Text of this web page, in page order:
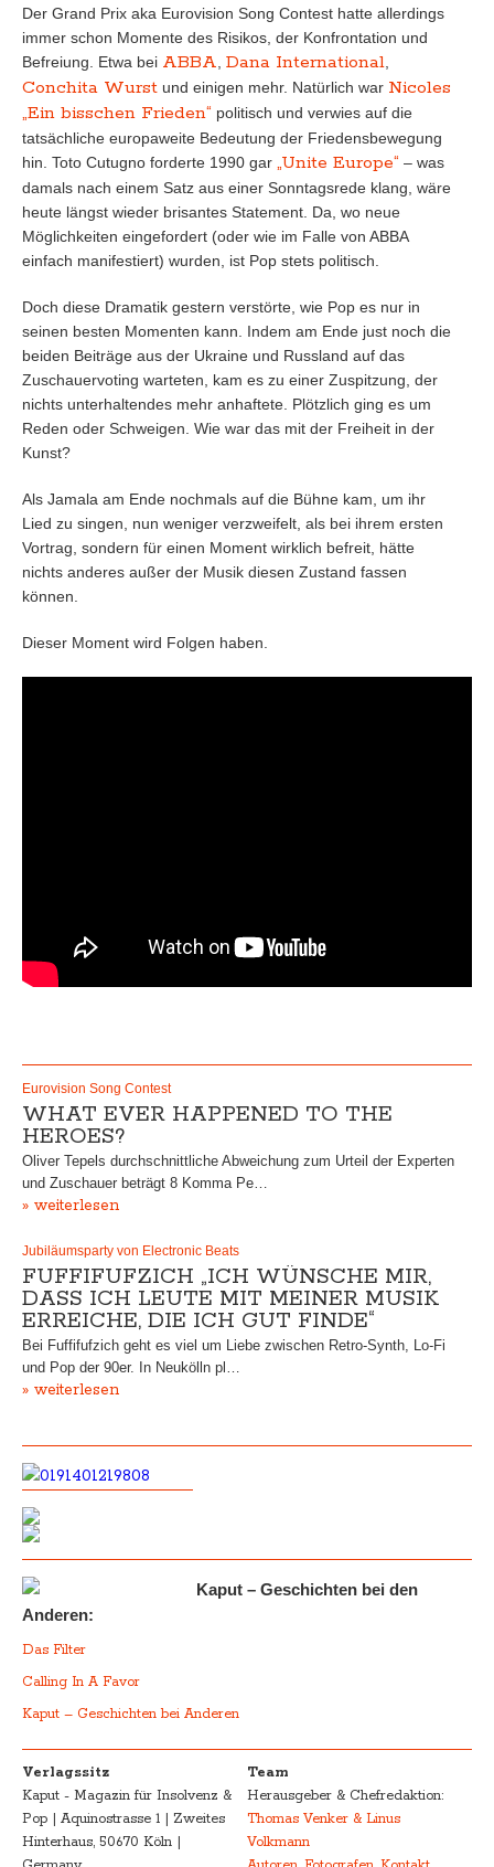
Der Grand Prix aka Eurovision Song Contest hatte allerdings
immer schon Momente des Risikos, der Konfrontation und
Befreiung. Etwa bei ABBA Dana International
Conchita Wurst und einigen mehr. Natürlich war Nicoles
„Ein bisschen Frieden“ politisch und verwies auf die
tatsächliche europaweite Bedeutung der Friedensbewegung
hin. Toto Cutugno forderte 1990 gar „Unite Europe“ – was
damals nach einem Satz aus einer Sonntagsrede klang, wäre
heute längst wieder brisantes Statement. Da, wo neue
Möglichkeiten eingefordert (oder wie im Falle von ABBA
einfach manifestiert) wurden, ist Pop stets politisch.
Doch diese Dramatik gestern verstörte, wie Pop es nur in
seinen besten Momenten kann. Indem am Ende just noch die
beiden Beiträge aus der Ukraine und Russland auf das
Zuschauervoting warteten, kam es zu einer Zuspitzung, der
nichts unterhaltendes mehr anhaftete. Plötzlich ging es um
Reden oder Schweigen. Wie war das mit der Freiheit in der
Kunst?
Als Jamala am Ende nochmals auf die Bühne kam, um ihr
Lied zu singen, nun weniger verzweifelt, als bei ihrem ersten
Vortrag, sondern für einen Moment wirklich befreit, hätte
nichts anderes außer der Musik diesen Zustand fassen
können.
Dieser Moment wird Folgen haben.
Eurovision Song Contest
WHAT EVER HAPPENED TO THE
HEROES?
Oliver Tepels durchschnittliche Abweichung zum Urteil der Experten
und Zuschauer beträgt 8 Komma Pe…
» weiterlesen
Jubiläumsparty von Electronic Beats
FUFFIFUFZICH „ICH WÜNSCHE MIR,
DASS ICH LEUTE MIT MEINER MUSIK
ERREICHE, DIE ICH GUT FINDE“
Bei Fuffifufzich geht es viel um Liebe zwischen Retro-Synth, Lo-Fi
und Pop der 90er. In Neukölln pl…
» weiterlesen
Kaput – Geschichten bei den
Anderen:
Das Filter
Calling In A Favor
Kaput – Geschichten bei Anderen
Verlagssitz
Kaput - Magazin für Insolvenz &
Pop | Aquinostrasse 1 | Zweites
Hinterhaus, 50670 Köln |
Team
Herausgeber & Chefredaktion:
Thomas Venker & Linus
Volkmann